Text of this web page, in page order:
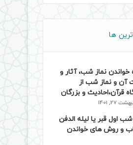
ها
خواندن نماز شب، آثار و
آن و نماز شب از
قرآن،احادیث و بزرگان
27, 1401
شب اول قبر یا لیله الدفن
و روش های خواندن